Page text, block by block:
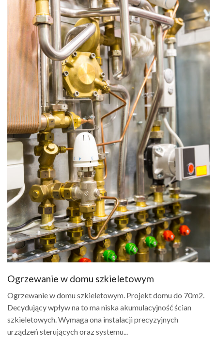
Ogrzewanie w domu szkieletowym
Ogrzewanie w domu szkieletowym. Projekt domu do 70m2.
Decydujący wpływ na to ma niska akumulacyjność ścian
szkieletowych. Wymaga ona instalacji precyzyjnych
urządzeń sterujących oraz systemu...